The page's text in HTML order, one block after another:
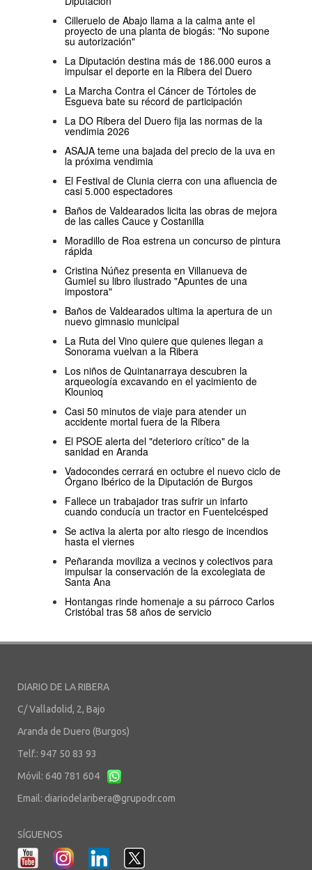
Cilleruelo de Abajo llama a la calma ante el
proyecto de una planta de biogás: "No supone
su autorización"
La Diputación destina más de 186.000 euros a
impulsar el deporte en la Ribera del Duero
La Marcha Contra el Cáncer de Tórtoles de
Esgueva bate su récord de participación
La DO Ribera del Duero fija las normas de la
vendimia 2026
ASAJA teme una bajada del precio de la uva en
la próxima vendimia
El Festival de Clunia cierra con una afluencia de
casi 5.000 espectadores
Baños de Valdearados licita las obras de mejora
de las calles Cauce y Costanilla
Moradillo de Roa estrena un concurso de pintura
rápida
Cristina Núñez presenta en Villanueva de
Gumiel su libro ilustrado "Apuntes de una
impostora"
Baños de Valdearados ultima la apertura de un
nuevo gimnasio municipal
La Ruta del Vino quiere que quienes llegan a
Sonorama vuelvan a la Ribera
Los niños de Quintanarraya descubren la
arqueología excavando en el yacimiento de
Klounioq
Casi 50 minutos de viaje para atender un
accidente mortal fuera de la Ribera
El PSOE alerta del "deterioro crítico" de la
sanidad en Aranda
Vadocondes cerrará en octubre el nuevo ciclo de
Órgano Ibérico de la Diputación de Burgos
Fallece un trabajador tras sufrir un infarto
cuando conducía un tractor en Fuentelcésped
Se activa la alerta por alto riesgo de incendios
hasta el viernes
Peñaranda moviliza a vecinos y colectivos para
impulsar la conservación de la excolegiata de
Santa Ana
Hontangas rinde homenaje a su párroco Carlos
Cristóbal tras 58 años de servicio
DIARIO DE LA RIBERA
C/ Valladolid, 2, Bajo
Aranda de Duero (Burgos)
Telf.: 947 50 83 93
Móvil: 640 781 604
Email: diariodelaribera@grupodr.com
SÍGUENOS